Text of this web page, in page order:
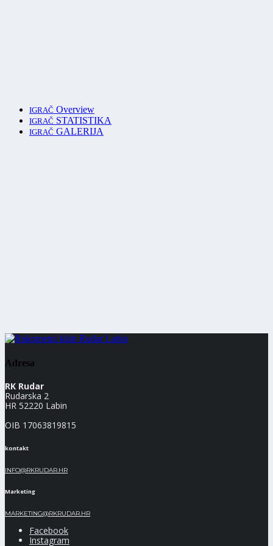
IGRAČ Overview
IGRAČ STATISTIKA
IGRAČ GALERIJA
Adresa
RK Rudar
Rudarska 2
HR 52220 Labin
OIB 17063819815
kontakt
INFO@RKRUDAR.HR
Marketing
MARKETING@RKRUDAR.HR
Facebook
Instagram